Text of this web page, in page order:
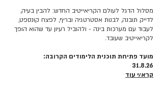
מסלול הדגל לעולם הקריאייטיב החדש: להבין בעיה,
לדייק תובנה, לבנות אסטרטגיה ובריף, לפצח קונספט,
לעבוד עם מערכות בינה - ולהוביל רעיון עד שהוא הופך
לקריאייטיב שעובד.
מועד פתיחת תוכנית הלימודים הקרובה:
31.8.26
קרא/י עוד